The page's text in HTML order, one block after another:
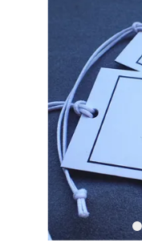
PRIVACY
POLICY